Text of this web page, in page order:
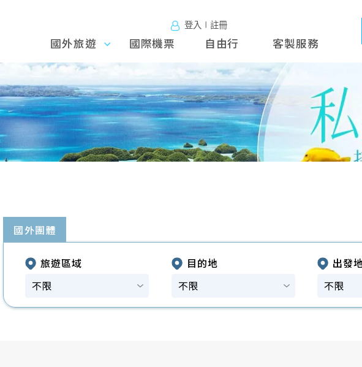
登入∣註冊
國外旅
遊
國外旅遊 國際機票 自由行 客製服務
往前
國外團體
旅遊區域 目的地 出發